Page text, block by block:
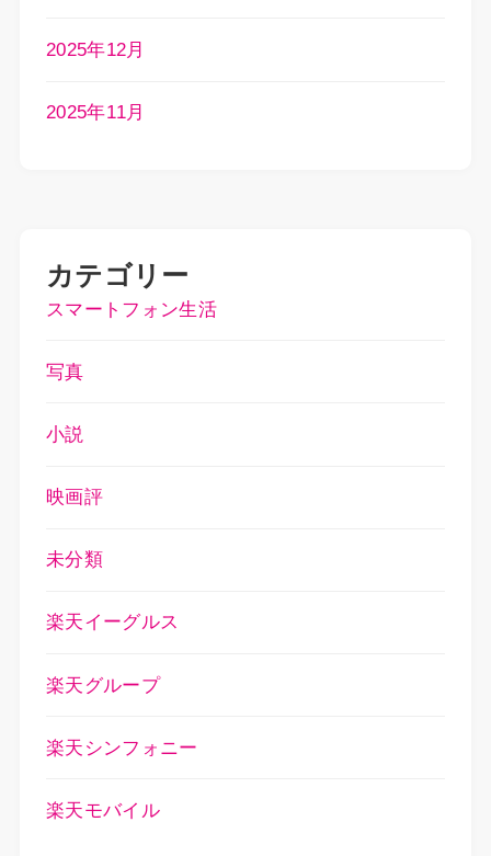
2025年12月
2025年11月
カテゴリー
スマートフォン生活
写真
小説
映画評
未分類
楽天イーグルス
楽天グループ
楽天シンフォニー
楽天モバイル